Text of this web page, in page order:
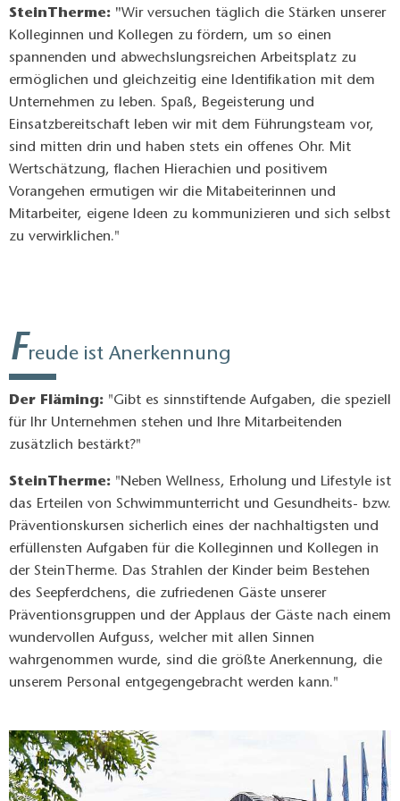
SteinTherme: "Wir versuchen täglich die Stärken unserer
Kolleginnen und Kollegen zu fördern, um so einen
spannenden und abwechslungsreichen Arbeitsplatz zu
ermöglichen und gleichzeitig eine Identifikation mit dem
Unternehmen zu leben. Spaß, Begeisterung und
Einsatzbereitschaft leben wir mit dem Führungsteam vor,
sind mitten drin und haben stets ein offenes Ohr. Mit
Wertschätzung, flachen Hierachien und positivem
Vorangehen ermutigen wir die Mitabeiterinnen und
Mitarbeiter, eigene Ideen zu kommunizieren und sich selbst
zu verwirklichen."
Freude ist Anerkennung
Der Fläming: "Gibt es sinnstiftende Aufgaben, die speziell
für Ihr Unternehmen stehen und Ihre Mitarbeitenden
zusätzlich bestärkt?"
SteinTherme: "Neben Wellness, Erholung und Lifestyle ist
das Erteilen von Schwimmunterricht und Gesundheits- bzw.
Präventionskursen sicherlich eines der nachhaltigsten und
erfüllensten Aufgaben für die Kolleginnen und Kollegen in
der SteinTherme. Das Strahlen der Kinder beim Bestehen
des Seepferdchens, die zufriedenen Gäste unserer
Präventionsgruppen und der Applaus der Gäste nach einem
wundervollen Aufguss, welcher mit allen Sinnen
wahrgenommen wurde, sind die größte Anerkennung, die
unserem Personal entgegengebracht werden kann."